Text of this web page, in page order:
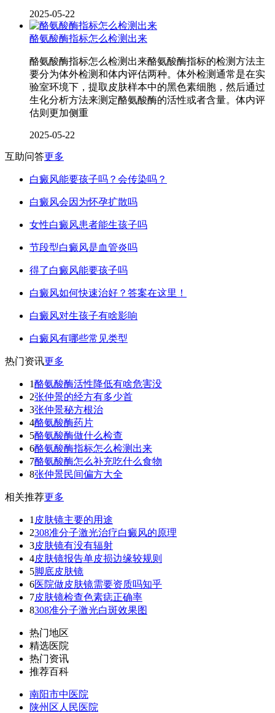
2025-05-22
酪氨酸酶指标怎么检测出来
酪氨酸酶指标怎么检测出来酪氨酸酶指标的检测方法主
要分为体外检测和体内评估两种。体外检测通常是在实
验室环境下，提取皮肤样本中的黑色素细胞，然后通过
生化分析方法来测定酪氨酸酶的活性或者含量。体内评
估则更加侧重
2025-05-22
互助问答更多
白癜风能要孩子吗？会传染吗？
白癜风会因为怀孕扩散吗
女性白癜风患者能生孩子吗
节段型白癜风是血管炎吗
得了白癜风能要孩子吗
白癜风如何快速治好？答案在这里！
白癜风对生孩子有啥影响
白癜风有哪些常见类型
热门资讯更多
1酪氨酸酶活性降低有啥危害没
2张仲景的经方有多少首
3张仲景秘方根治
4酪氨酸酶药片
5酪氨酸酶做什么检查
6酪氨酸酶指标怎么检测出来
7酪氨酸酶怎么补充吃什么食物
8张仲景民间偏方大全
相关推荐更多
1 皮肤镜主要的用途
2308准分子激光治疗白癜风的原理
3皮肤镜有没有辐射
4皮肤镜报告单皮损边缘较规则
5脚底皮肤镜
6医院做皮肤镜需要资质吗知乎
7皮肤镜检查色素痣正确率
8308准分子激光白斑效果图
热门地区
精选医院
热门资讯
推荐百科
南阳市中医院
陕州区人民医院